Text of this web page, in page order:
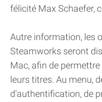
félicité Max Schaefer,
Autre information, les
Steamworks seront
Mac, afin de
leurs titres. Au menu,
d'authentification, de